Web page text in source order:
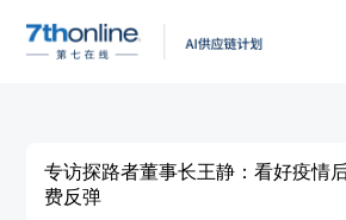
专访探路者董事长王静：看好疫情
费反弹